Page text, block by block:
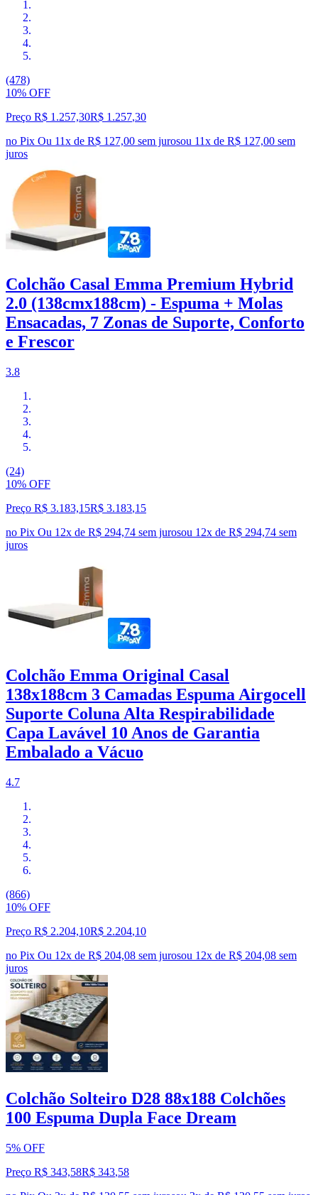
(478)
10% OFF
Preço R$ 1.257,30R$ 1.257,30
no Pix Ou 11x de R$ 127,00 sem jurosou 11x de R$ 127,00 sem
juros
Colchão Casal Emma Premium Hybrid
2.0 (138cmx188cm) - Espuma + Molas
Ensacadas, 7 Zonas de Suporte, Conforto
e Frescor
3.8
(24)
10% OFF
Preço R$ 3.183,15R$ 3.183,15
no Pix Ou 12x de R$ 294,74 sem jurosou 12x de R$ 294,74 sem
juros
Colchão Emma Original Casal
138x188cm 3 Camadas Espuma Airgocell
Suporte Coluna Alta Respirabilidade
Capa Lavável 10 Anos de Garantia
Embalado a Vácuo
4.7
(866)
10% OFF
Preço R$ 2.204,10R$ 2.204,10
no Pix Ou 12x de R$ 204,08 sem jurosou 12x de R$ 204,08 sem
juros
Colchão Solteiro D28 88x188 Colchões
100 Espuma Dupla Face Dream
5% OFF
Preço R$ 343,58R$ 343,58